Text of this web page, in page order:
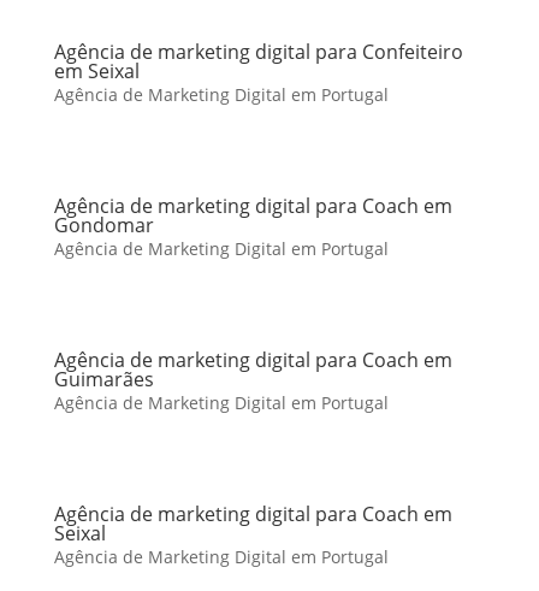
Agência de marketing digital para Confeiteiro
em Seixal
Agência de Marketing Digital em Portugal
Agência de marketing digital para Coach em
Gondomar
Agência de Marketing Digital em Portugal
Agência de marketing digital para Coach em
Guimarães
Agência de Marketing Digital em Portugal
Agência de marketing digital para Coach em
Seixal
Agência de Marketing Digital em Portugal